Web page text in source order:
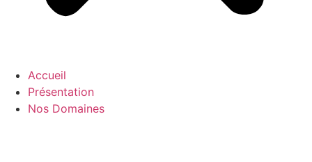
Accueil
Présentation
Nos Domaines